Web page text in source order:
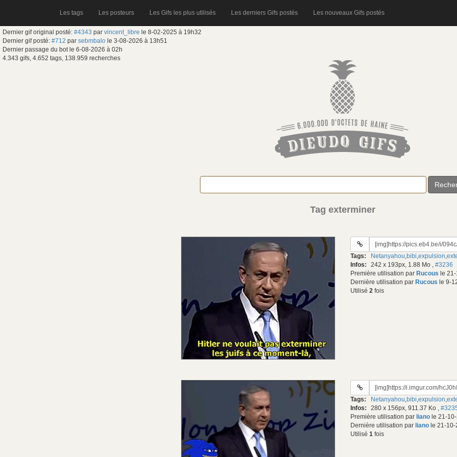
Les tags Les posteurs Les Gifs les plus utilisés Les derniers Gifs postés Les nouveaux Gifs postés
Dernier gif original posté: #4343 par vincent_libre le 8-02-2025 à 19h32
Dernier gif posté: #712 par sebmbalo le 3-08-2026 à 13h51
Dernier passage du bot le 6-08-2026 à 02h
4.343 gifs, 4.652 tags, 138.959 recherches
Tag exterminer
URL
gif:
Tags: Netanyahou,bibi,expulsion,
Infos: 242 x 193px, 1.88 Mo , #3236
Première utilisation par Rucous le
Dernière utilisation par Rucous le 9-
Utilisé 2 fois
URL
gif:
Tags: Netanyahou,bibi,expulsion,
Infos: 280 x 156px, 911.37 Ko ,
Première utilisation par liano le 21-
Dernière utilisation par liano le 21-
Utilisé 1 fois